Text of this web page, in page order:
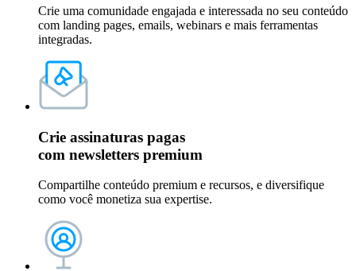
Crie uma comunidade engajada e interessada no seu conteúdo
com landing pages, emails, webinars e mais ferramentas
integradas.
Crie assinaturas pagas
com newsletters premium
Compartilhe conteúdo premium e recursos, e diversifique
como você monetiza sua expertise.